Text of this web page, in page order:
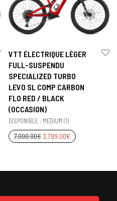
VTT ÉLECTRIQUE LÉGER
FULL-SUSPENDU
SPECIALIZED TURBO
LEVO SL COMP CARBON
FLO RED / BLACK
(OCCASION)
DISPONIBLE : MEDIUM (1)
7,000.00€ 3,799.00€